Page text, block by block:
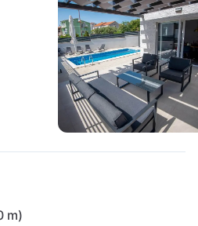
m)